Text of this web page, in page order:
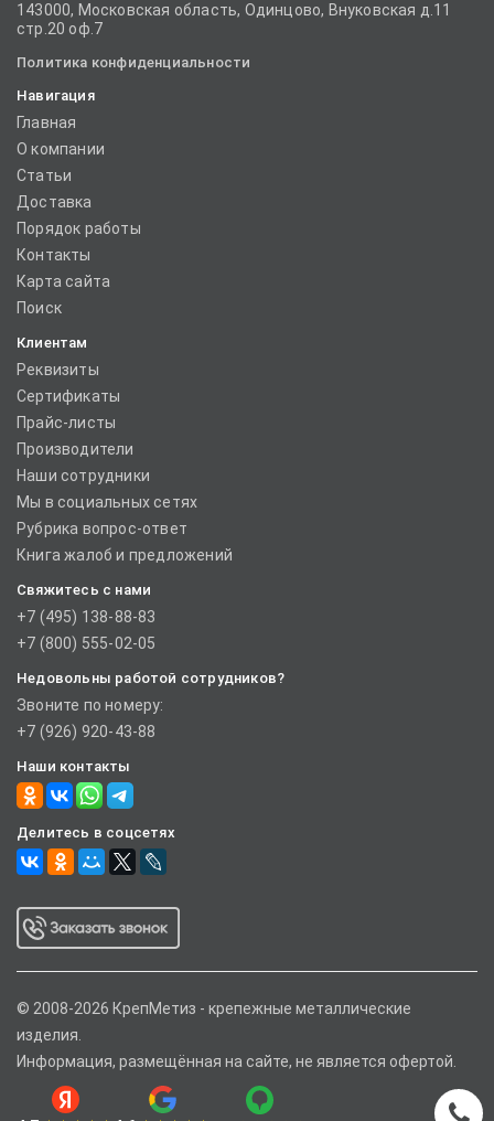
143000, Московская область, Одинцово, Внуковская д.11
стр.20 оф.7
Политика конфиденциальности
Навигация
Главная
О компании
Статьи
Доставка
Порядок работы
Контакты
Карта сайта
Поиск
Клиентам
Реквизиты
Сертификаты
Прайс-листы
Производители
Наши сотрудники
Мы в социальных сетях
Рубрика вопрос-ответ
Книга жалоб и предложений
Свяжитесь с нами
+7 (495) 138-88-83
+7 (800) 555-02-05
Недовольны работой сотрудников?
Звоните по номеру:
+7 (926) 920-43-88
Наши контакты
Делитесь в соцсетях
© 2008-2026 КрепМетиз - крепежные металлические
изделия.
Информация, размещённая на сайте, не является офертой.